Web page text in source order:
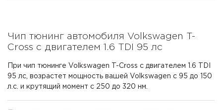
Чип тюнинг автомобиля Volkswagen T-
Cross с двигателем 1.6 TDI 95 лс
При чип тюнинге Volkswagen T-Cross с двигателем 1.6 TDI
95 лс, возрастет мощность вашей Volkswagen с 95 до 150
л.с. и крутящий момент с 250 до 320 нм.